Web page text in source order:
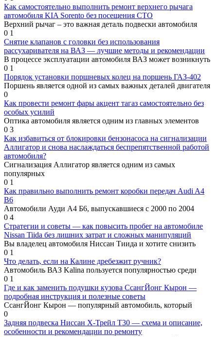
Как самостоятельно выполнить ремонт верхнего рычага
автомобиля KIA Sorento без посещения СТО
Верхний рычаг – это важная деталь подвески автомобиля
0 1
Снятие клапанов с головки без использования
рассухаривателя на ВАЗ — лучшие методы и рекомендации
В процессе эксплуатации автомобиля ВАЗ может возникнуть
0 1
Порядок установки поршневых колец на поршень ГАЗ-402
Поршень является одной из самых важных деталей двигателя
0
Как провести ремонт фары акцент тагаз самостоятельно без
особых усилий
Оптика автомобиля является одним из главных элементов
0 3
Как избавиться от блокировки бензонасоса на сигнализации
Аллигатор и снова наслаждаться беспрепятственной работой
автомобиля?
Сигнализация Аллигатор является одним из самых
популярных
0 1
Как правильно выполнить ремонт коробки передач Audi A4
B6
Автомобили Ауди А4 Б6, выпускавшиеся с 2000 по 2004
0 4
Стратегии и советы — как повысить пробег на автомобиле
Nissan Tiida без лишних затрат и сложных манипуляций
Вы владелец автомобиля Ниссан Тиида и хотите снизить
0 1
Что делать, если на Калине дребезжит ручник?
Автомобиль ВАЗ Kalina пользуется популярностью среди
0 1
Где и как заменить подушки кузова СсангЙонг Кырон —
подробная инструкция и полезные советы
СсангЙонг Кырон — популярный автомобиль, который
0
Задняя подвеска Ниссан Х-Трейл Т30 — схема и описание,
особенности и рекомендации по ремонту